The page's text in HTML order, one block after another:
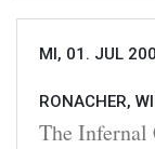
MI, 01. JUL
RONACHER,
The